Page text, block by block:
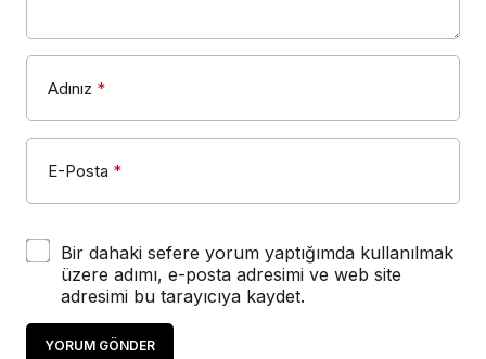
Adınız *
E-Posta *
Bir dahaki sefere yorum yaptığımda kullanılmak
üzere adımı, e-posta adresimi ve web site
adresimi bu tarayıcıya kaydet.
YORUM GÖNDER